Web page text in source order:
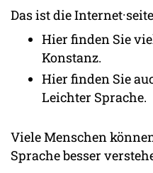
Das ist die
Hier finden Sie
Konstanz.
Hier finden Sie
Leichter Sprache.
Viele Menschen
Sprache besser